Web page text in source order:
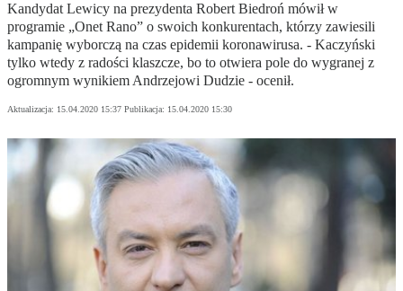
Kandydat Lewicy na prezydenta Robert Biedroń mówił w
programie „Onet Rano” o swoich konkurentach, którzy zawiesili
kampanię wyborczą na czas epidemii koronawirusa. - Kaczyński
tylko wtedy z radości klaszcze, bo to otwiera pole do wygranej z
ogromnym wynikiem Andrzejowi Dudzie - ocenił.
Aktualizacja: 15.04.2020 15:37 Publikacja: 15.04.2020 15:30